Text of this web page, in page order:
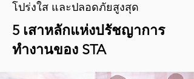
โปร่งใส และปลอดภัยสูงสุด
5 เสาหลักแห่งปรัชญาการ
ทำงานของ STA